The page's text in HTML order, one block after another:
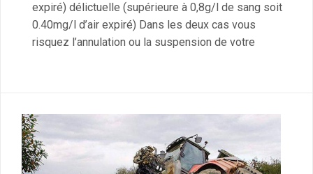
expiré) délictuelle (supérieure à 0,8g/l de sang soit
0.40mg/l d’air expiré) Dans les deux cas vous
risquez l’annulation ou la suspension de votre